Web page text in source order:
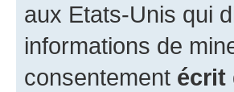
aux Etats-Unis qui
informations de
consentement écrit